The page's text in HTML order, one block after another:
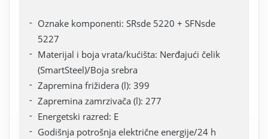
Oznake komponenti: SRsde 5220 + SFNsde
5227
Materijal i boja vrata/kućišta: Nerđajući čelik
(SmartSteel)/Boja srebra
Zapremina frižidera (l): 399
Zapremina zamrzivača (l): 277
Energetski razred: E
Godišnja potrošnja električne energije/24 h